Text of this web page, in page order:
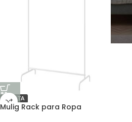
OFERTA
Mulig Rack para Ropa